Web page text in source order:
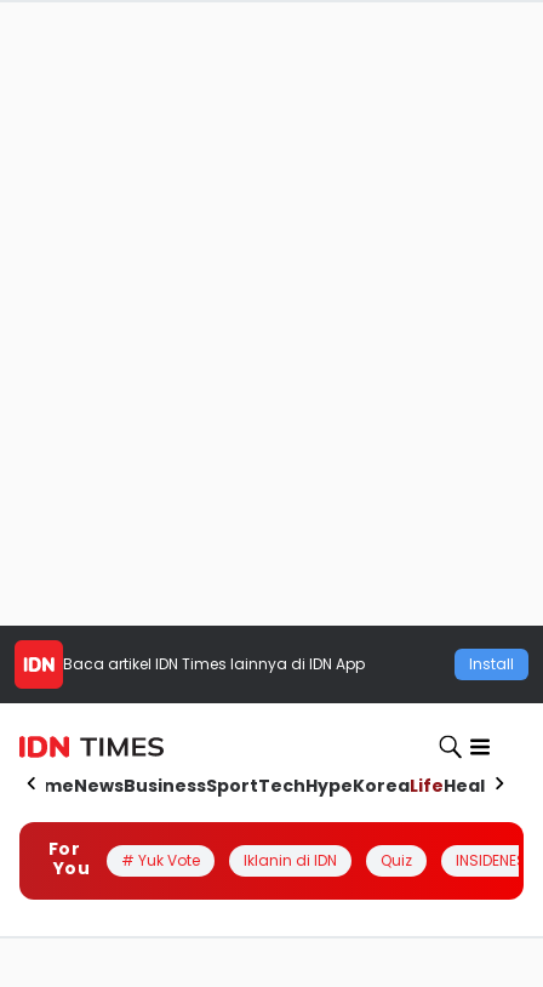
Baca artikel IDN Times lainnya di IDN App Install
HomeNewsBusinessSportTechHypeKoreaLifeHealth
For
You
# Yuk Vote Iklanin di IDN Quiz INSIDENESIA